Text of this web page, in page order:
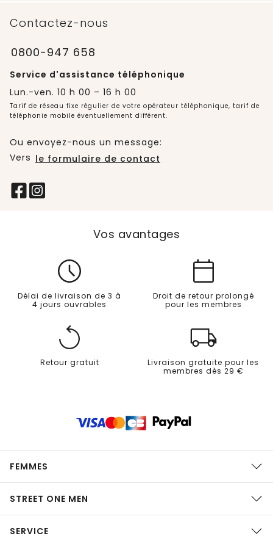
Contactez-nous
0800-947 658
Service d'assistance téléphonique
Lun.-ven. 10 h 00 – 16 h 00
Tarif de réseau fixe régulier de votre opérateur téléphonique, tarif de
téléphonie mobile éventuellement différent.
Ou envoyez-nous un message:
Vers le formulaire de contact
Vos avantages
Délai de livraison de 3 à
4 jours ouvrables
Droit de retour prolongé
pour les membres
Retour gratuit
Livraison gratuite pour les
membres dès 29 €
FEMMES
STREET ONE MEN
SERVICE